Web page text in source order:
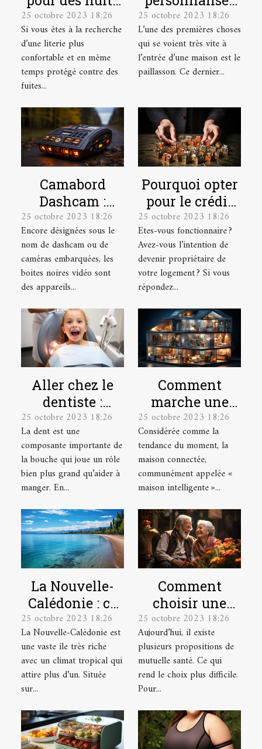
plus
confortables et
plus douces !
25 octobre 2023 18:26
Si vous êtes à la recherche
d’une literie plus
confortable et en même
temps protégé contre des
fuites...
votre
paillasson ?
25 octobre 2023 18:26
L’une des premières choses
qui se voient très vite à
l’entrée d’une maison est le
paillasson. Ce dernier...
Camabord
Dashcam :
Qu’est-ce
qu’une boite
noire vidéo ?
25 octobre 2023 18:26
Encore désignées sous le
nom de dashcam ou de
caméras embarquées, les
boites noires vidéo sont
des appareils...
Pourquoi opter
pour le crédit
immobilier en
tant que
fonctionnaire ?
25 octobre 2023 18:26
Etes-vous fonctionnaire ?
Avez-vous l’intention de
devenir propriétaire de
votre logement ? Si vous
répondez...
Aller chez le
dentiste :
parlons-en !
25 octobre 2023 18:26
La dent est une
composante importante de
la bouche qui joue un rôle
bien plus grand qu’aider à
manger. En...
Comment
marche une
maison
connectée ?
25 octobre 2023 18:26
Considérée comme la
tendance du moment, la
maison connectée,
communément appelée «
maison intelligente »...
La Nouvelle-
Calédonie : ce
qu’il faut
comprendre !
25 octobre 2023 18:26
La Nouvelle-Calédonie est
une vaste île très riche
avec un climat tropical qui
attire plus d’un. Située
sur...
Comment
choisir une
mutuelle santé
pour une
personne
âgée ?
25 octobre 2023 18:26
Aujourd’hui, il existe
plusieurs propositions de
mutuelle santé. Ce qui
rend le choix plus difficile.
Pour...